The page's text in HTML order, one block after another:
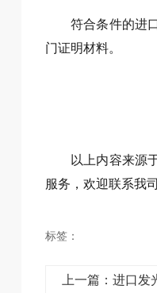
符合条件的进
门证明材料。
以上内容来源
服务，欢迎联系我
标签：
上一篇：进口